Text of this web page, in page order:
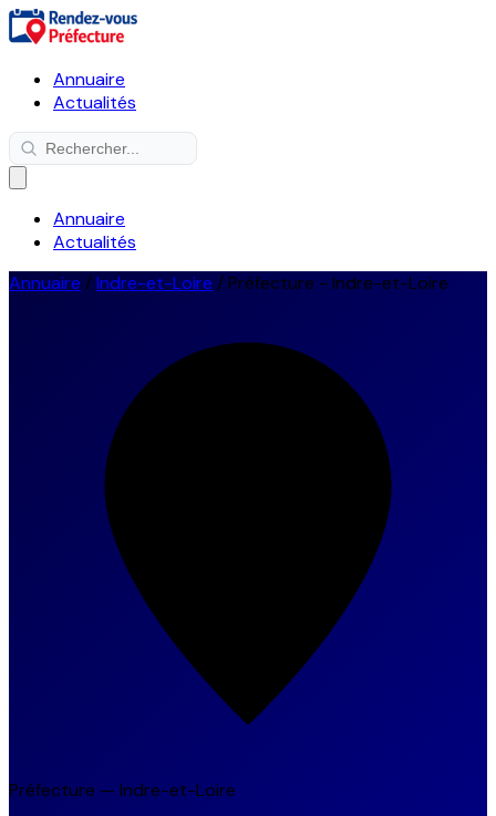
Annuaire
Actualités
Annuaire
Actualités
Annuaire /Indre-et-Loire / Préfecture - Indre-et-Loire
Préfecture — Indre-et-Loire